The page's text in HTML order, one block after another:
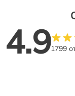
4.91799